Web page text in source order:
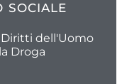
SOCIALE
dell'Uomo
Droga